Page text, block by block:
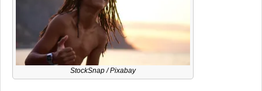
StockSnap/ Pixabay